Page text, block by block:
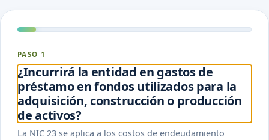
PASO 1
¿Incurrirá la entidad en gastos de
préstamo en fondos utilizados para la
adquisición, construcción o producción
de activos?
La NIC 23 se aplica a los costos de endeudamiento